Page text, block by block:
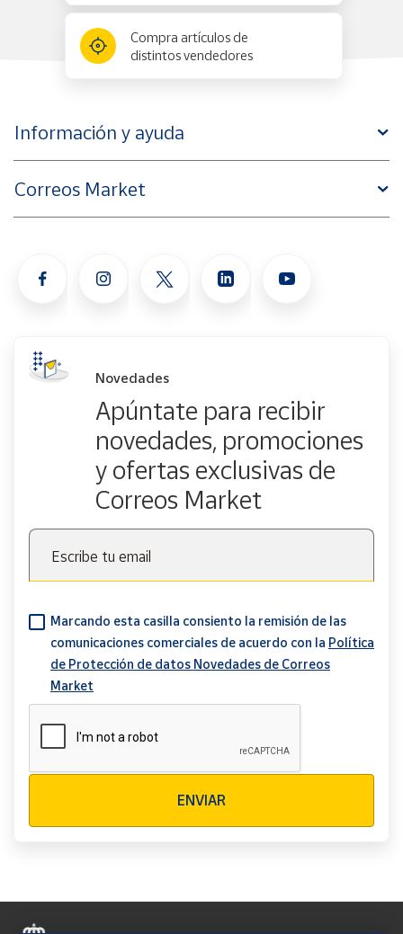
Compra artículos de
distintos vendedores
Información y ayuda
Correos Market
Novedades
Apúntate para recibir
novedades, promociones
y ofertas exclusivas de
Correos Market
Escribe tu email
Marcando esta casilla consiento la remisión de las
comunicaciones comerciales de acuerdo con la Política
de Protección de datos Novedades de Correos
Market
ENVIAR